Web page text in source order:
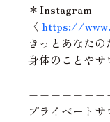
＊Instagram
〈 https://
きっとあなた
身体のことや
プライベートサ